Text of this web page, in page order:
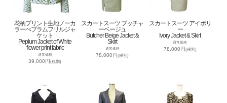
花柄プリント生地ノーカ
ラーぺプラムフリルジャ
ケット
Peplum Jacket of White
flower print fabric
通常価格
39,000円(税別)
スカートスーツ ブッチャ
ーベージュ
Butcher Beige Jacket &
Skirt
通常価格
78,000円(税別)
スカートスーツ アイボリ
ー
Ivory Jacket & Skirt
通常価格
78,000円(税別)